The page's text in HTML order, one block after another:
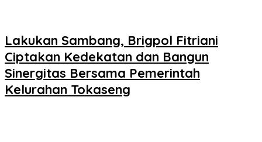
Lakukan Sambang, Brigpol Fitriani
Ciptakan Kedekatan dan Bangun
Sinergitas Bersama Pemerintah
Kelurahan Tokaseng